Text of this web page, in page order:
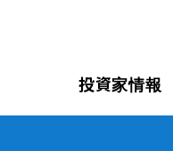
投資家情報